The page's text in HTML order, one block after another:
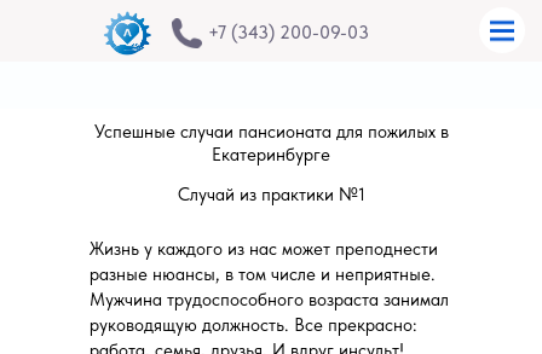
+7 (343) 200-09-03
Жизнь у каждого из нас может преподнести
разные нюансы, в том числе и неприятные.
Мужчина трудоспособного возраста занимал
руководящую должность. Все прекрасно:
Успешные случаи пансионата для пожилых в
Екатеринбурге
Случай из практики №1